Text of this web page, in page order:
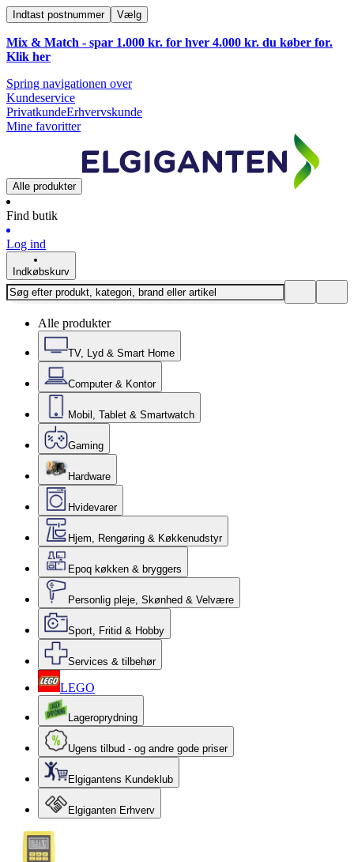
Indtast postnummer Vælg
Mix & Match - spar 1.000 kr. for hver 4.000 kr. du køber for.
Klik her
Spring navigationen over
Kundeservice
PrivatkundeErhvervskunde
Mine favoritter
Alle produkter
Find butik
Log ind
Indkøbskurv
Alle produkter
TV, Lyd & Smart Home
Computer & Kontor
Mobil, Tablet & Smartwatch
Gaming
Hardware
Hvidevarer
Hjem, Rengøring & Køkkenudstyr
Epoq køkken & bryggers
Personlig pleje, Skønhed & Velvære
Sport, Fritid & Hobby
Services & tilbehør
LEGO
Lageroprydning
Ugens tilbud - og andre gode priser
Elgigantens Kundeklub
Elgiganten Erhverv